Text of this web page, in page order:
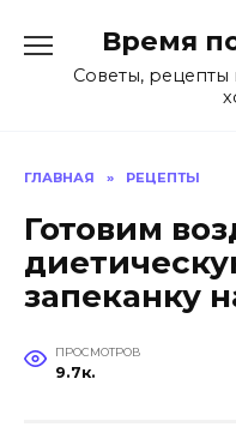
содержанию
Время
Советы, рецепты
ГЛАВНАЯ » РЕЦЕПТЫ
Готовим
запеканку
ПРОСМОТРОВ
9.7к.